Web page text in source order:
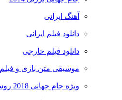
آهنگ ایرانی
دانلود فیلم ایرانی
دانلود فیلم خارجی
موسیقی متن بازی و فیلم
ویژه جام جهانی 2018 روسیه